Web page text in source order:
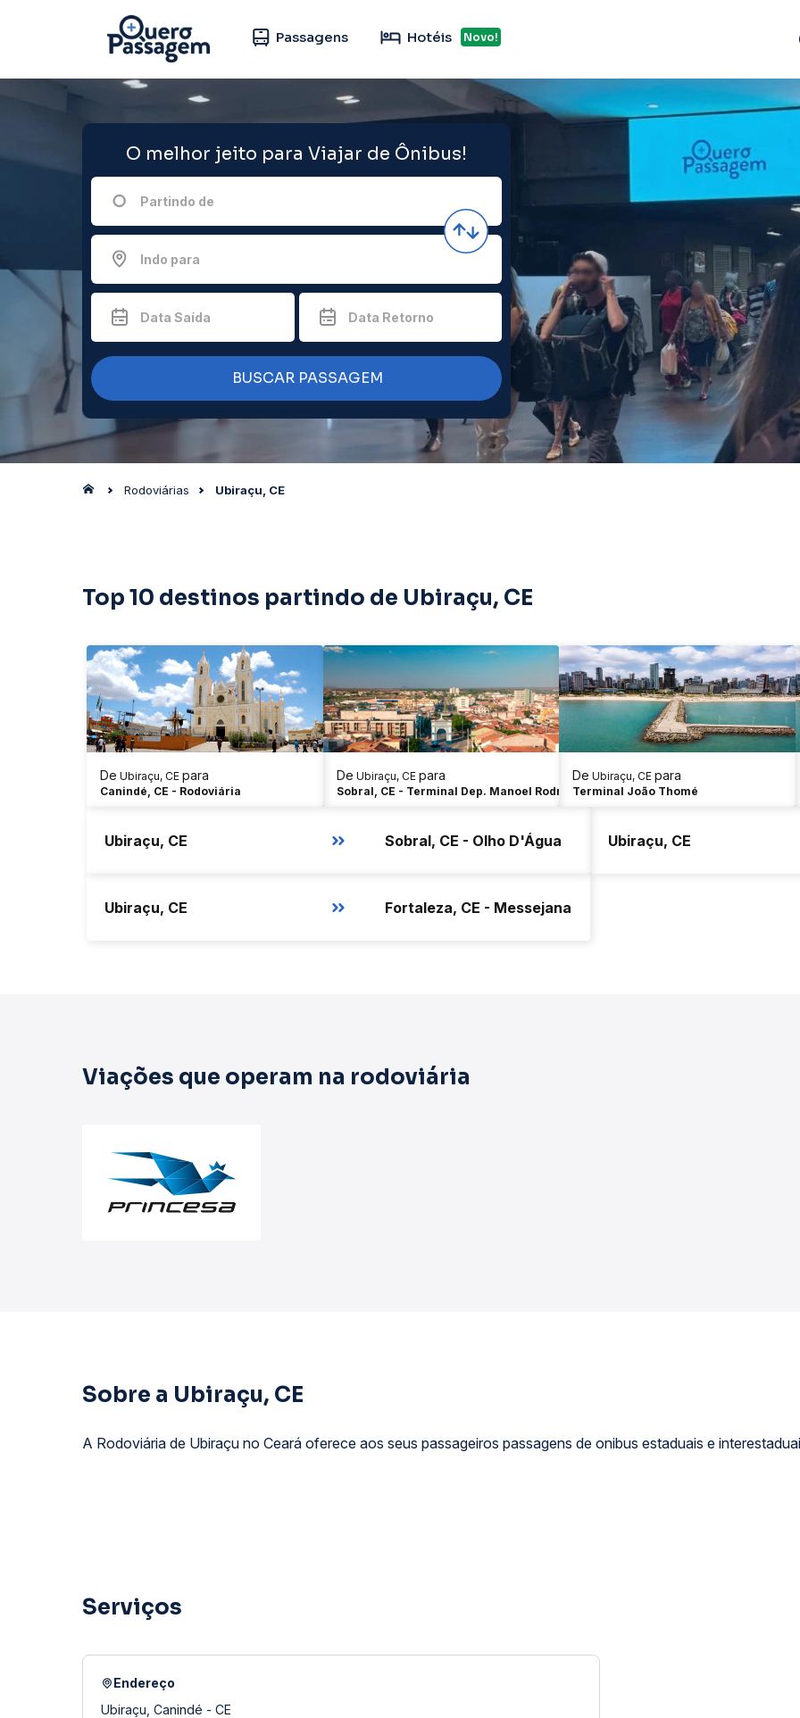
Passagens Hotéis Novo!
O melhor jeito para Viajar de Ônibus!
Partindo de
Indo para
Data Saída Data Retorno
BUSCAR PASSAGEM
Rodoviárias Ubiraçu, CE
Top 10 destinos partindo de Ubiraçu, CE
De Ubiraçu, CE para
Canindé, CE - Rodoviária
De Ubiraçu, CE para
Sobral, CE - Terminal Dep. Manoel Rodrigues
De Ubiraçu, CE para
Terminal João Thomé
Ubiraçu, CE Sobral, CE - Olho D'Água Ubiraçu, CE
Ubiraçu, CE Fortaleza, CE - Messejana
Viações que operam na rodoviária
Sobre a Ubiraçu, CE
A Rodoviária de Ubiraçu no Ceará oferece aos seus passageiros passagens de onibus estaduais e
Serviços
Endereço
Ubiraçu, Canindé - CE